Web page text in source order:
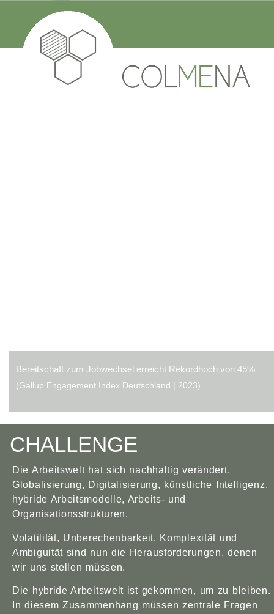
zum Jobwechsel erreicht Rekordhoch von 45%
Engagement Index Deutschland | 2023)
CHALLENGE
Die Arbeitswelt hat sich nachhaltig verändert.
Globalisierung, Digitalisierung, künstliche Intelligenz,
hybride Arbeitsmodelle, Arbeits- und
Organisationsstrukturen.
Volatilität, Unberechenbarkeit, Komplexität und
Ambiguität sind nun die Herausforderungen, denen
wir uns stellen müssen.
Die hybride Arbeitswelt ist gekommen, um zu bleiben.
In diesem Zusammenhang müssen zentrale Fragen